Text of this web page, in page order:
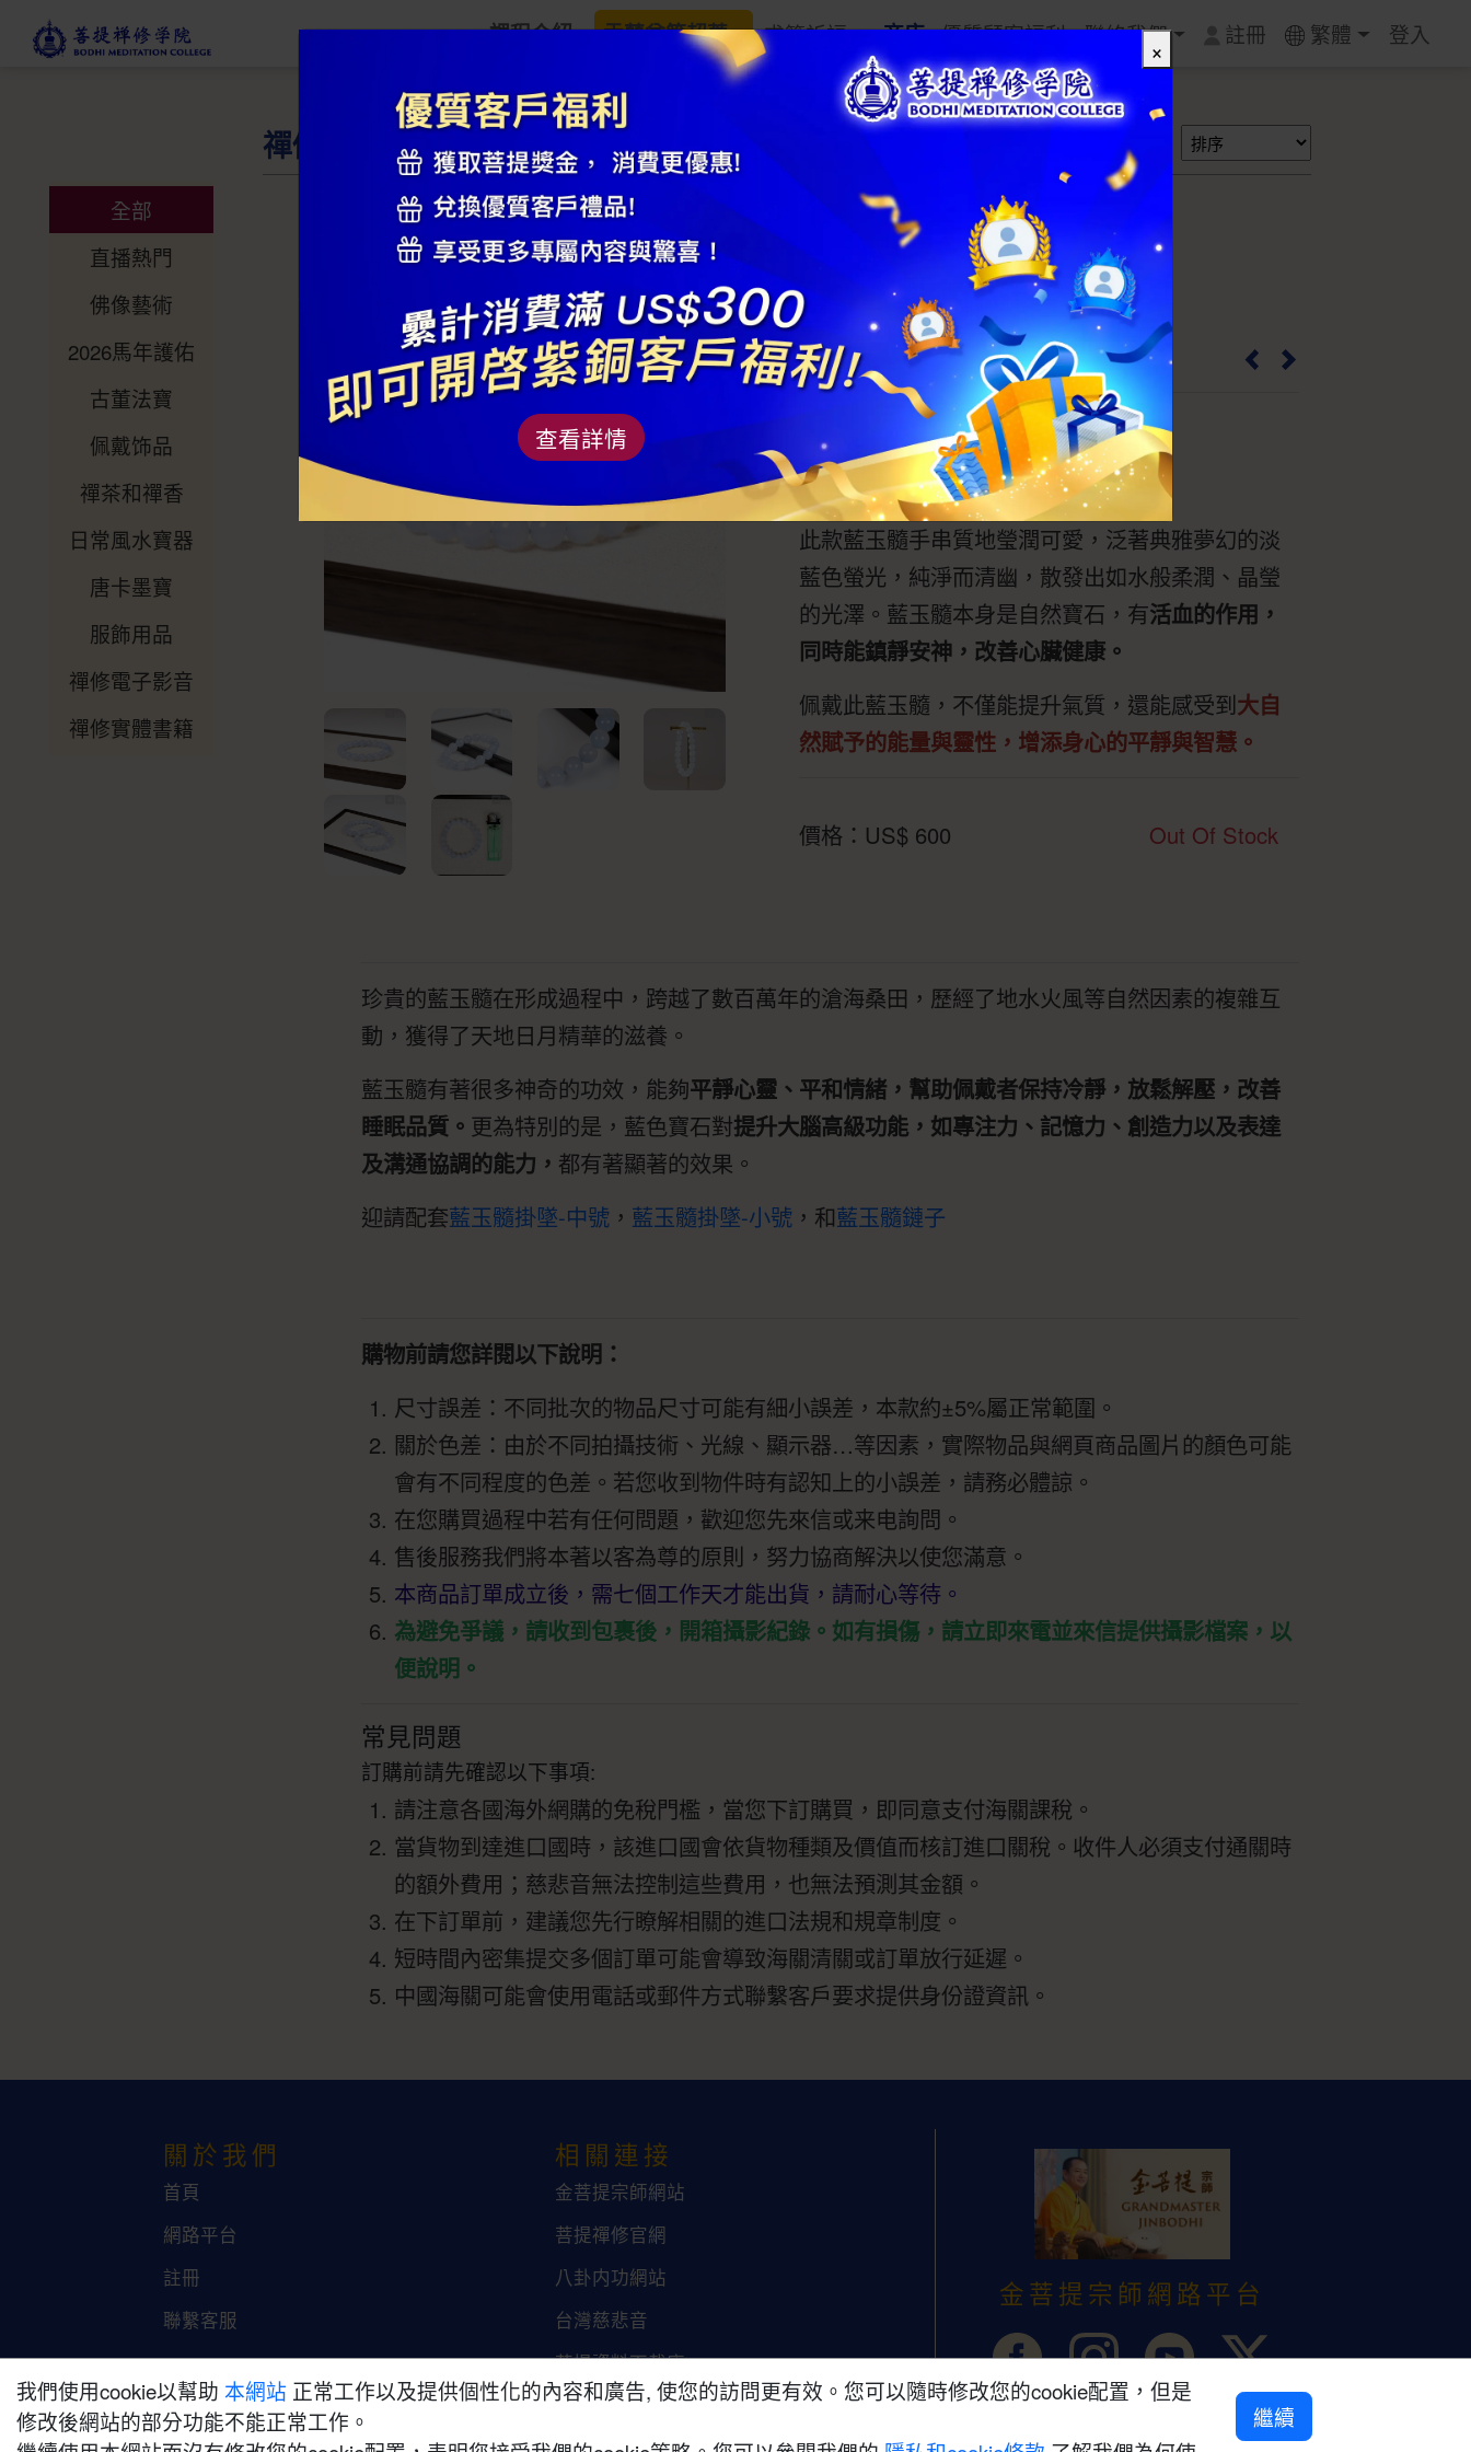
課程介紹 盂蘭盆節超薦 求籤祈福 商店 優質顧客福利 聯絡我們 註冊 繁體 登入
全部
直播熱門
佛像藝術
2026馬年護佑
古董法寶
佩戴饰品
禪茶和禪香
日常風水寶器
唐卡墨寶
服飾用品
禪修電子影音
禪修實體書籍
禪修商店 搜尋
高级蓝玉髓手串 B级 - 9mm
商品編號： AM202202F09IA0013
規格：珠子直徑 9mm
此款藍玉髓手串質地瑩潤可愛，泛著典雅夢幻的淡
藍色螢光，純淨而清幽，散發出如水般柔潤、晶瑩
的光澤。藍玉髓本身是自然寶石，有活血的作用，
同時能鎮靜安神，改善心臟健康。
佩戴此藍玉髓，不僅能提升氣質，還能感受到大自
然賦予的能量與靈性，增添身心的平靜與智慧。
價格： US$ 600 Out Of Stock
珍貴的藍玉髓在形成過程中，跨越了數百萬年的滄海桑田，歷經了地水火風等自然因素的複雜互
動，獲得了天地日月精華的滋養。
藍玉髓有著很多神奇的功效，能夠平靜心靈、平和情緒，幫助佩戴者保持冷靜，放鬆解壓，改善
睡眠品質。 更為特別的是，藍色寶石對提升大腦高級功能，如專注力、記憶力、創造力以及表達
及溝通協調的能力， 都有著顯著的效果。
迎請配套藍玉髓掛墜-中號 ， 藍玉髓掛墜-小號 ，和藍玉髓鏈子
購物前請您詳閱以下說明：
尺寸誤差：不同批次的物品尺寸可能有細小誤差，本款約±5%屬正常範圍。
關於色差：由於不同拍攝技術、光線、顯示器…等因素，實際物品與網頁商品圖片的顏色可能
會有不同程度的色差。若您收到物件時有認知上的小誤差，請務必體諒。
在您購買過程中若有任何問題，歡迎您先來信或来电詢問。
售後服務我們將本著以客為尊的原則，努力協商解決以使您滿意。
本商品訂單成立後，需七個工作天才能出貨，請耐心等待。
為避免爭議，請收到包裹後，開箱攝影紀錄。如有損傷，請立即來電並來信提供攝影檔案，以
便說明。
常見問題
訂購前請先確認以下事項:
請注意各國海外網購的免稅門檻，當您下訂購買，即同意支付海關課稅。
當貨物到達進口國時，該進口國會依貨物種類及價值而核訂進口關稅。收件人必須支付通關時
的額外費用；慈悲音無法控制這些費用，也無法預測其金額。
在下訂單前，建議您先行瞭解相關的進口法規和規章制度。
短時間內密集提交多個訂單可能會導致海關清關或訂單放行延遲。
中國海關可能會使用電話或郵件方式聯繫客戶要求提供身份證資訊。
關於我們
首頁
網路平台
註冊
聯繫客服
相關連接
金菩提宗師網站
菩提禪修官網
八卦内功網站
台灣慈悲音
菩提資料下載庫
金菩提宗師網路平台
我們使用cookie以幫助 本網站 正常工作以及提供個性化的內容和廣告, 使您的訪問更有效。您可以隨時修改您的cookie配置，但是
修改後網站的部分功能不能正常工作。
繼續
×
查看詳情